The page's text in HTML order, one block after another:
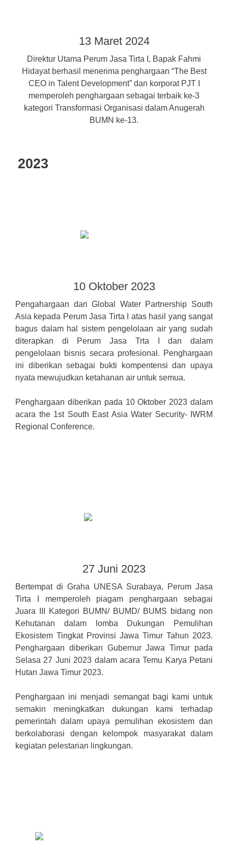
13 Maret 2024
Direktur Utama Perum Jasa Tirta I, Bapak Fahmi
Hidayat berhasil menerima penghargaan “The Best
CEO in Talent Development” dan korporat PJT I
memperoleh penghargaan sebagai terbaik ke-3
kategori Transformasi Organisasi dalam Anugerah
BUMN ke-13.
2023
10 Oktober 2023
Pengahargaan dari Global Water Partnership South
Asia kepada Perum Jasa Tirta I atas hasil yang sangat
bagus dalam hal sistem pengelolaan air yang sudah
diterapkan di Perum Jasa Trta I dan dalam
pengelolaan bisnis secara profesional. Penghargaan
ini diberikan sebagai bukti kompentensi dan upaya
nyata mewujudkan ketahanan air untuk semua.
Penghargaan diberikan pada 10 Oktober 2023 dalam
acara the 1st South East Asia Water Security- IWRM
Regional Conference.
27 Juni 2023
Bertempat di Graha UNESA Surabaya, Perum Jasa
Tirta I memperoleh piagam penghargaan sebagai
Juara III Kategori BUMN/ BUMD/ BUMS bidang non
Kehutanan dalam lomba Dukungan Pemulihan
Ekosistem Tingkat Provinsi Jawa Timur Tahun 2023.
Penghargaan diberikan Gubernur Jawa Timur pada
Selasa 27 Juni 2023 dalam acara Temu Karya Petani
Hutan Jawa Timur 2023.
Penghargaan ini menjadi semangat bagi kami untuk
semakin meningkatkan dukungan kami terhadap
pemerintah dalam upaya pemulihan ekosistem dan
berkolaborasi dengan kelompok masyarakat dalam
kegiatan pelestarian lingkungan.